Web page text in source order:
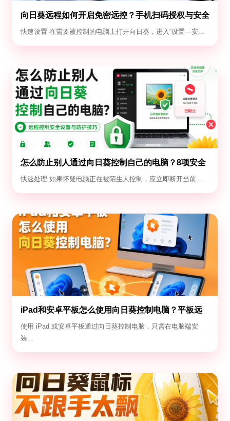
向日葵远程如何开启免密远控？手机扫码授权与安全
设置教程
快速设置 在需要被控制的电脑上打开向日葵，进入“设置—安...
怎么防止别人通过向日葵控制自己的电脑？8项安全
设置
快速处理 如果怀疑电脑正在被陌生人控制，应立即断开当前...
iPad和安卓平板怎么使用向日葵控制电脑？平板远
控电脑教程
使用 iPad 或安卓平板通过向日葵控制电脑，只需在电脑端安
装...